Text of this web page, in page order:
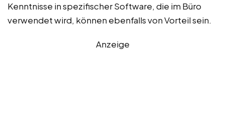
Kenntnisse in spezifischer Software, die im Büro
verwendet wird, können ebenfalls von Vorteil sein.
Anzeige